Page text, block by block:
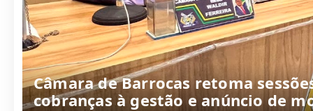
Câmara de Barrocas retoma
cobranças à gestão e anúncio de